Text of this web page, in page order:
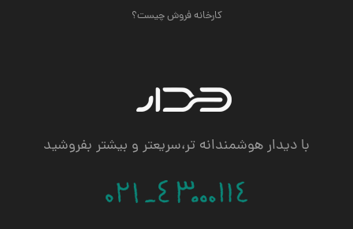
کارخانه فروش چیست؟
با دیدار هوشمندانه تر،سریعتر و بیشتر بفروشید